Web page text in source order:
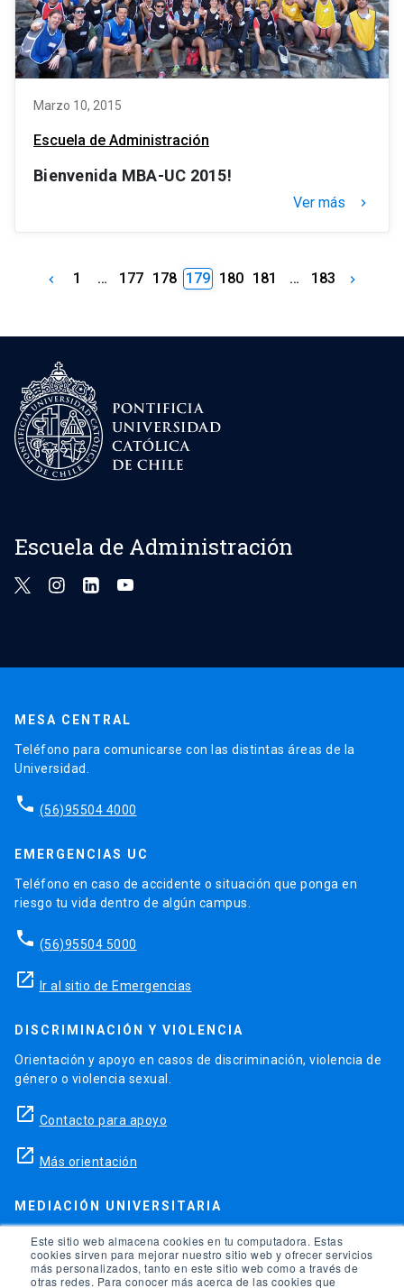
Este sitio web almacena cookies en tu computadora. Estas
cookies sirven para mejorar nuestro sitio web y ofrecer servicios
más personalizados, tanto en este sitio web como a través de
otras redes. Para conocer más acerca de las cookies que
Marzo 10, 2015
Escuela de Administración
Bienvenida MBA-UC 2015!
Ver más keyboard_arrow_right
keyboard_arrow_left 1 … 177 178 179 180 181 … 183 keyboard_arrow_right
Escuela de Administración
MESA CENTRAL
Teléfono para comunicarse con las distintas áreas de la
Universidad.
phone (56)95504 4000
EMERGENCIAS UC
Teléfono en caso de accidente o situación que ponga en
riesgo tu vida dentro de algún campus.
phone (56)95504 5000
launch Ir al sitio de Emergencias
DISCRIMINACIÓN Y VIOLENCIA
Orientación y apoyo en casos de discriminación, violencia de
género o violencia sexual.
launch Contacto para apoyo
launch Más orientación
MEDIACIÓN UNIVERSITARIA
Teléfonos para orientación y consejo si se ha vulnerado
alguno de tus derechos en la universidad.